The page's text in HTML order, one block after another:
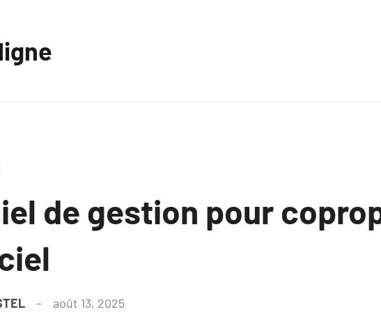
de gestion pour
août 13, 2025